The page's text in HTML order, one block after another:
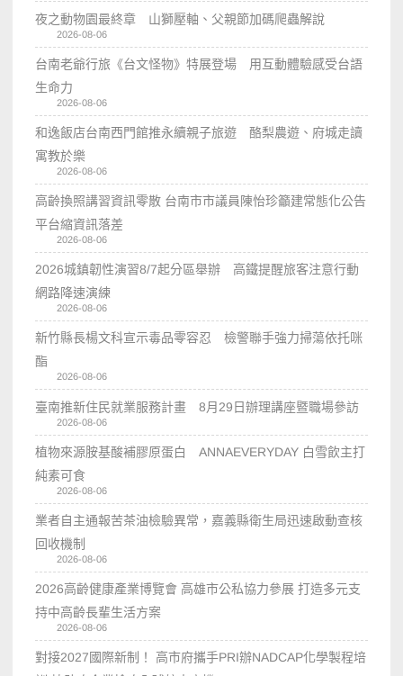
夜之動物園最終章 山獅壓軸、父親節加碼爬蟲解說
2026-08-06
台南老爺行旅《台文怪物》特展登場 用互動體驗感受台語
生命力
2026-08-06
和逸飯店台南西門館推永續親子旅遊 酪梨農遊、府城走讀
寓教於樂
2026-08-06
高齡換照講習資訊零散 台南市市議員陳怡珍籲建常態化公告
平台縮資訊落差
2026-08-06
2026城鎮韌性演習8/7起分區舉辦 高鐵提醒旅客注意行動
網路降速演練
2026-08-06
新竹縣長楊文科宣示毒品零容忍 檢警聯手強力掃蕩依托咪
酯
2026-08-06
臺南推新住民就業服務計畫 8月29日辦理講座暨職場參訪
2026-08-06
植物來源胺基酸補膠原蛋白 ANNAEVERYDAY 白雪飲主打
純素可食
2026-08-06
業者自主通報苦茶油檢驗異常，嘉義縣衛生局迅速啟動查核
回收機制
2026-08-06
2026高齡健康產業博覽會 高雄市公私協力參展 打造多元支
持中高齡長輩生活方案
2026-08-06
對接2027國際新制！ 高市府攜手PRI辦NADCAP化學製程培